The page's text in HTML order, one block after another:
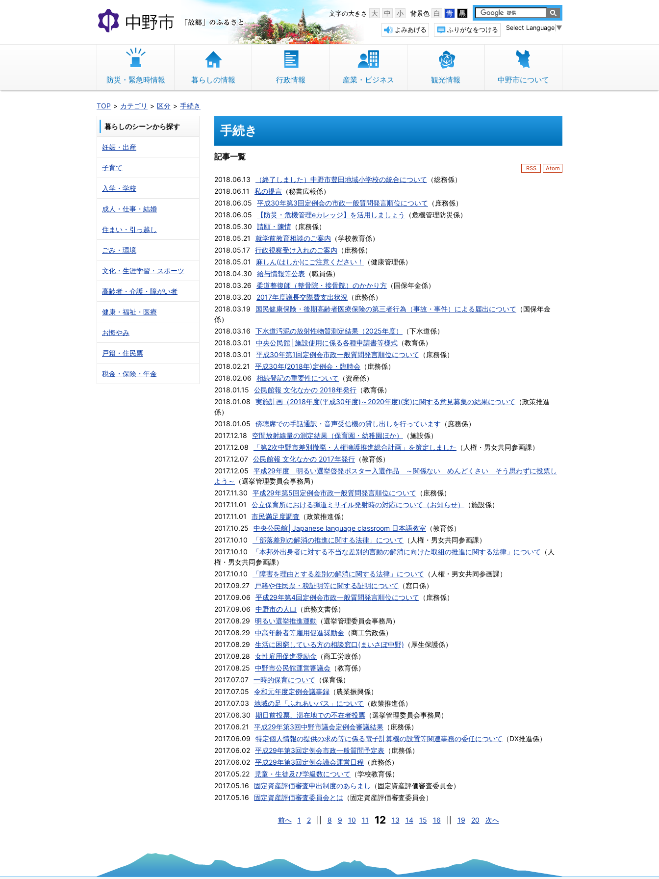
文
へ
動
中野市 「故郷」のふるさと 背景色 白 青 黒
文字の大きさ 大 中 小
Select Language ▼
ふりがなをつける
よみあげる
防災・緊急時情報 暮らしの情報 行政情報 産業・ビジネス 観光情報 中野市について
TOP カテゴリ 区分 手続き
手続き
記事一覧
RSS Atom
2018.06.13 （終了しました）中野市豊田地域小学校の統合について （総務係）
2018.06.11
私の提言 （秘書広報係）
2018.06.05
平成30年第3回定例会の市政一般質問発言順位について （ 庶務係）
2018.06.05
【防災・危機管理eカレッジ】を活用しましょう （危機管理防災係）
2018.05.30
請願・陳情 （ 庶務係）
2018.05.21
就学前教育相談のご案内 （学校教育係）
2018.05.17 行政視察受け入れのご案内 （ 庶務係）
2018.05.01
麻しん(はしか)にご注意ください！ （健康管理係）
2018.04.30
給与情報等公表 （職員係）
2018.03.26
柔道整復師（整骨院・接骨院）のかかり方 （国保年金係）
2018.03.20
2017年度議長交際費支出状況 （ 庶務係）
2018.03.19
国民健康保険・後期高齢者医療保険の第三者行為（事故・事件）による届出について （国保年金
係）
2018.03.16
下水道汚泥の放射性物質測定結果（2025年度） （下水道係）
2018.03.01
中央公民館│施設使用に係る各種申請書等様式 （教育係）
2018.03.01
平成30年第1回定例会市政一般質問発言順位について （ 庶務係）
2018.02.21
平成30年(2018年)定例会・臨時会 （ 庶務係）
2018.02.06
相続登記の重要性について （資産係）
2018.01.15
公民館報 文化なかの 2018年発行 （教育係）
2018.01.08
実施計画（2018年度(平成30年度)～2020年度)(案)に関する意見募集の結果について （政策推進
係）
2018.01.05
傍聴席での手話通訳・音声受信機の貸し出しを行っています （ 庶務係）
2017.12.18
空間放射線量の測定結果（保育園・幼稚園ほか） （施設係）
2017.12.08
「第2次中野市差別撤廃・人権擁護推進総合計画」を策定しました （ 人権・男女共同参画課）
2017.12.07 公民館報 文化なかの 2017年発行 （教育係）
2017.12.05
平成29年度 明るい選挙啓発ポスター入選作品 ～関係ない めんどくさい そう思わずに投票し
よう～
（選挙管理委員会事務局）
2017.11.30
平成29年第5回定例会市政一般質問発言順位について （ 庶務係）
2017.11.01
公立保育所における弾道ミサイル発射時の対応について（お知らせ） （施設係）
2017.11.01
市民満足度調査 （政策推進係）
2017.10.25
中央公民館│Japanese language classroom 日本語教室 （教育係）
2017.10.10
「部落差別の解消の推進に関する法律」について （ 人権・男女共同参画課）
2017.10.10
「本邦外出身者に対する不当な差別的言動の解消に向けた取組の推進に関する法律」について （ 人
権・男女共同参画課）
2017.10.10
「障害を理由とする差別の解消に関する法律」について （ 人権・男女共同参画課）
2017.09.27
戸籍や住民票・税証明等に関する証明について （窓口係）
2017.09.06
平成29年第4回定例会市政一般質問発言順位について （ 庶務係）
2017.09.06
中野市の人口 （ 庶務文書係）
2017.08.29
明るい選挙推進運動 （選挙管理委員会事務局）
2017.08.29
中高年齢者等雇用促進奨励金 （商工労政係）
2017.08.29
生活に困窮している方の相談窓口(まいさぽ中野) （厚生保護係）
2017.08.28
女性雇用促進奨励金 （商工労政係）
2017.08.25
中野市公民館運営審議会 （教育係）
2017.07.07 一時的保育について （保育係）
2017.07.05
令和元年度定例会議事録 （農業振興係）
2017.07.03
地域の足「ふれあいバス」について （政策推進係）
2017.06.30
期日前投票、滞在地での不在者投票 （選挙管理委員会事務局）
2017.06.21
平成29年第3回中野市議会定例会審議結果 （ 庶務係）
2017.06.09
特定個人情報の提供の求め等に係る電子計算機の設置等関連事務の委任について （DX推進係）
2017.06.02 平成29年第3回定例会市政一般質問予定表 （ 庶務係）
2017.06.02 平成29年第3回定例会議会運営日程 （ 庶務係）
2017.05.22
児童・生徒及び学級数について （学校教育係）
2017.05.16
固定資産評価審査申出制度のあらまし （固定資産評価審査委員会）
2017.05.16
固定資産評価審査委員会とは （固定資産評価審査委員会）
前へ 1 2 8 9 10 11 12 13 14 15 16 19 20 次へ
暮らしのシーンから探す
妊娠・出産
子育て
入学・学校
成人・仕事・結婚
住まい・引っ越し
ごみ・環境
文化・生涯学習・スポーツ
高齢者・介護・障がい者
健康・福祉・医療
お悔やみ
戸籍・住民票
税金・保険・年金